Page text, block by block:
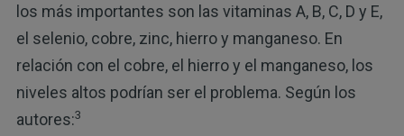
los más importantes son las vitaminas A, B, C, D y E,
el selenio, cobre, zinc, hierro y manganeso. En
relación con el cobre, el hierro y el manganeso, los
niveles altos podrían ser el problema. Según los
autores:3